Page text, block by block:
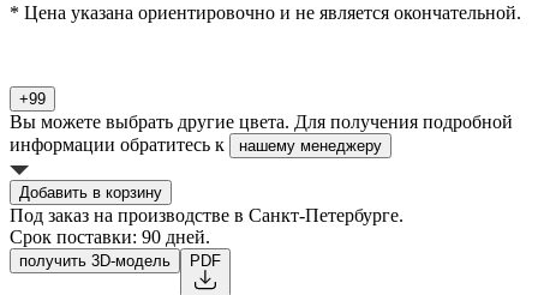
* Цена указана ориентировочно и не является окончательной.
+99
Вы можете выбрать другие цвета. Для получения подробной
информации обратитесь к
нашему менеджеру
Добавить в корзину
Под заказ на производстве в Санкт-Петербурге.
Срок поставки: 90 дней.
получить 3D-модель PDF